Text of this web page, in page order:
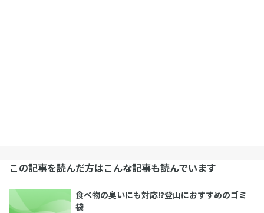
この記事を読んだ方はこんな記事も読んでいます
食べ物の臭いにも対応!?登山におすすめのゴミ
袋